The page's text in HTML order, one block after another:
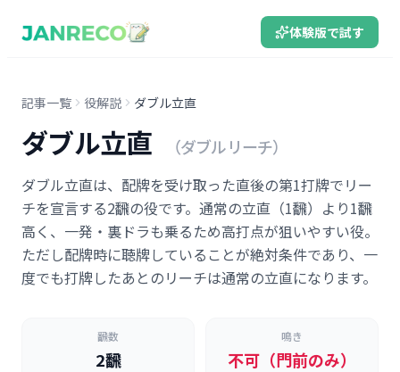
体験版で試す
記事一覧 役解説 ダブル立直
ダブル立直 （ダブルリーチ）
ダブル立直は、配牌を受け取った直後の第1打牌でリー
チを宣言する2飜の役です。通常の立直（1飜）より1飜
高く、一発・裏ドラも乗るため高打点が狙いやすい役。
ただし配牌時に聴牌していることが絶対条件であり、一
度でも打牌したあとのリーチは通常の立直になります。
飜数
2飜
鳴き
不可（門前のみ）